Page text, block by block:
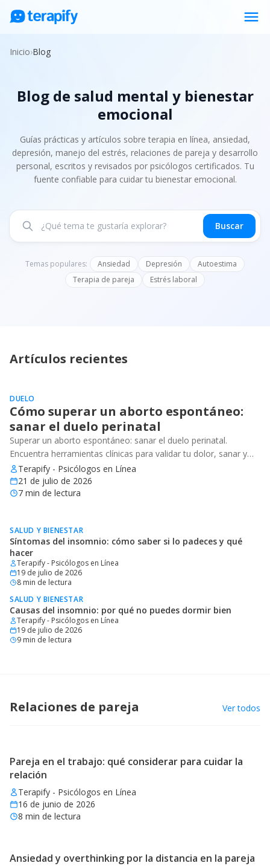
menu
Psicólogos en línea
Opiniones
Preguntas frecuentes
Blog
Trabaja con nosotros
Inicio›Blog
Blog de salud mental y bienestar
emocional
Guías prácticas y artículos sobre terapia en línea, ansiedad,
depresión, manejo del estrés, relaciones de pareja y desarrollo
personal, escritos y revisados por psicólogos certificados. Tu
fuente confiable para cuidar tu bienestar emocional.
Buscar
Temas populares: Ansiedad Depresión
Autoestima
Terapia de pareja
Estrés laboral
Artículos recientes
DUELO
Cómo superar un aborto espontáneo:
sanar el duelo perinatal
Superar un aborto espontáneo: sanar el duelo perinatal.
Encuentra herramientas clínicas para validar tu dolor, sanar y
recuperar tu bienestar emocional.
Terapify - Psicólogos en Línea
21 de julio de 2026
7 min de lectura
SALUD Y BIENESTAR
Síntomas del insomnio: cómo saber si lo padeces y qué
hacer
Terapify - Psicólogos en Línea
19 de julio de 2026
8 min de lectura
SALUD Y BIENESTAR
Causas del insomnio: por qué no puedes dormir bien
Terapify - Psicólogos en Línea
19 de julio de 2026
9 min de lectura
Relaciones de pareja Ver todos
Pareja en el trabajo: qué considerar para cuidar la
relación
Terapify - Psicólogos en Línea
16 de junio de 2026
8 min de lectura
Ansiedad y overthinking por la distancia en la pareja